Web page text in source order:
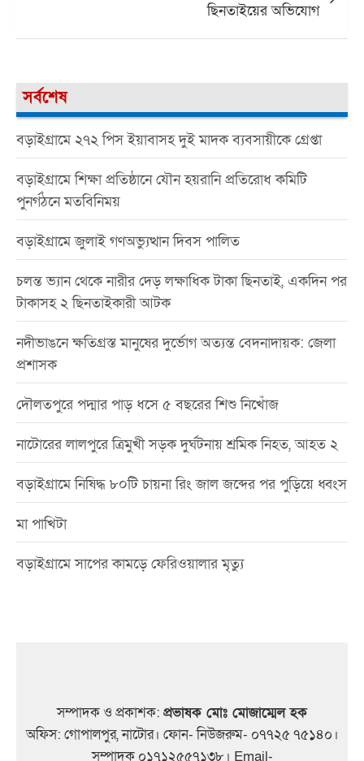
ছিনতাইয়ের অভিযোগ
সর্বশেষ
বড়াইগ্রামে ২৭২ পিস ইয়াবাসহ দুই মাদক ব্যবসায়ীকে গ্রেপ্তা
বড়াইগ্রামে শিক্ষা প্রতিষ্ঠানে যৌন হয়রানি প্রতিরোধ কমিটি
পুনর্গঠনে মতবিনিময়
বড়াইগ্রামে জুলাই গণঅভ্যুত্থান দিবস পালিত
চলন্ত ভ্যান থেকে নারীর দেড় লক্ষাধিক টাকা ছিনতাই, একদিন পর
টাকাসহ ২ ছিনতাইকারী আটক
নদীভাঙনে ক্ষতিগ্রস্ত মানুষের দুর্ভোগ অত্যন্ত বেদনাদায়ক: জেলা
প্রশাসক
দৌলতপুরে পদ্মার পাড় ধসে ৫ বছরের শিশু নিখোঁজ
নাটোরের লালপুরে ত্রিমুখী সড়ক দুর্ঘটনায় শ্রমিক নিহত, আহত ২
বড়াইগ্রামে নিষিদ্ধ ৮০টি চায়না রিং জাল জব্দের পর পুড়িয়ে ধ্বংস
মা পাখিটা
বড়াইগ্রামে সাপের কামড়ে ফেরিওয়ালার মৃত্যু
সম্পাদক ও প্রকাশক: প্রভাষক মোঃ মোজাম্মেল হক
অফিস: গোপালপুর, নাটোর। ফোন- নিউজরুম- ০৭৭২৫ ৭৫১৪০।
সম্পাদক ০১৭১২৫৫৭১৩৮। Email-